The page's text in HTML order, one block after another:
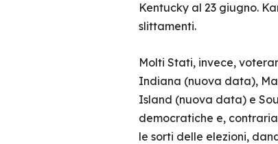
Kentucky al 23 giugno.
slittamenti.
Molti Stati, invece,
Indiana (nuova data),
Island (nuova data) e
democratiche e,
le sorti delle elezioni,